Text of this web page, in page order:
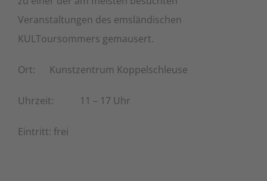
Veranstaltungen des emsländischen
KULToursommers gemausert.
Ort: Kunstzentrum Koppelschleuse
Uhrzeit: 11 – 17 Uhr
Eintritt: frei